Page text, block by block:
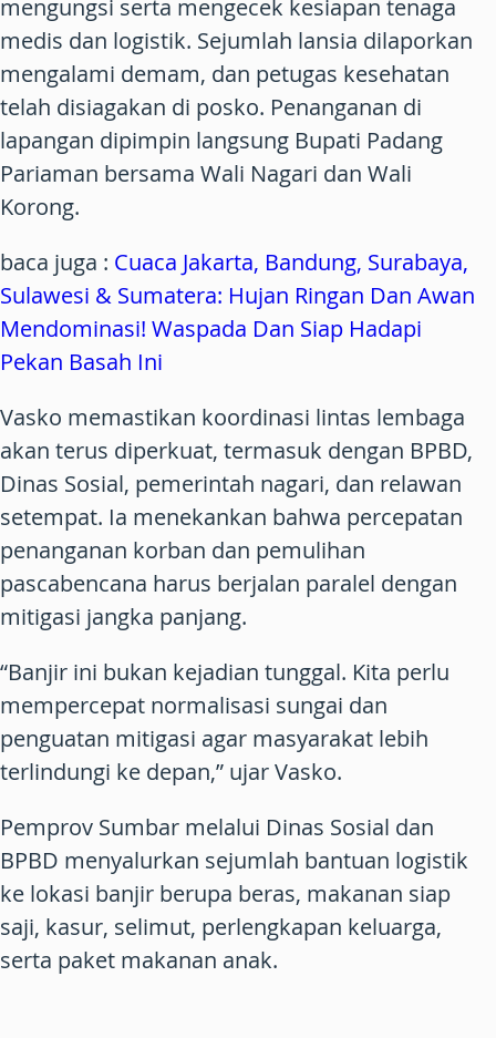
mengungsi serta mengecek kesiapan tenaga
medis dan logistik. Sejumlah lansia dilaporkan
mengalami demam, dan petugas kesehatan
telah disiagakan di posko. Penanganan di
lapangan dipimpin langsung Bupati Padang
Pariaman bersama Wali Nagari dan Wali
Korong.
baca juga : Cuaca Jakarta, Bandung, Surabaya,
Sulawesi & Sumatera: Hujan Ringan Dan Awan
Mendominasi! Waspada Dan Siap Hadapi
Pekan Basah Ini
Vasko memastikan koordinasi lintas lembaga
akan terus diperkuat, termasuk dengan BPBD,
Dinas Sosial, pemerintah nagari, dan relawan
setempat. Ia menekankan bahwa percepatan
penanganan korban dan pemulihan
pascabencana harus berjalan paralel dengan
mitigasi jangka panjang.
“Banjir ini bukan kejadian tunggal. Kita perlu
mempercepat normalisasi sungai dan
penguatan mitigasi agar masyarakat lebih
terlindungi ke depan,” ujar Vasko.
Pemprov Sumbar melalui Dinas Sosial dan
BPBD menyalurkan sejumlah bantuan logistik
ke lokasi banjir berupa beras, makanan siap
saji, kasur, selimut, perlengkapan keluarga,
serta paket makanan anak.